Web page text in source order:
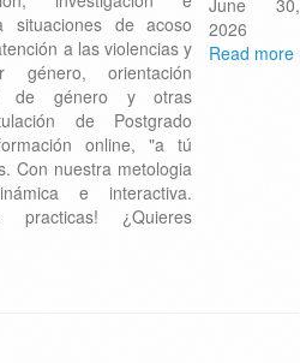
situaciones de acoso
a las violencias y
género, orientación
de género y otras
de Postgrado
online, "a tú
Con nuestra metologia
e interactiva.
practicas! ¿Quieres
June 30,
2026
Read more